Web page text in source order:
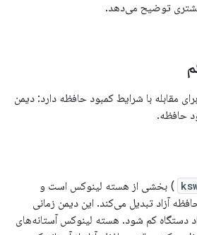
بیشتری توضیح می‌دهد.
مقابله با شرایط کمبود حافظه دارد: دیمن
حافظه.
) بخشی از هسته لینوکس است و
آزاد تبدیل می‌کند. این دیمن زمانی
دستگاه کم شود. هسته لینوکس آستانه‌های